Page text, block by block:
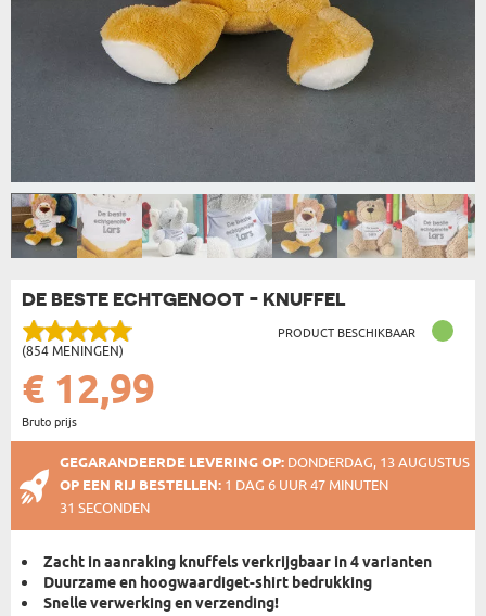
DE BESTE ECHTGENOOT - KNUFFEL
(854 MENINGEN)
PRODUCT BESCHIKBAAR
€ 12,99
Bruto prijs
GEGARANDEERDE LEVERING OP: DONDERDAG, 13 AUGUSTUS
OP EEN RIJ BESTELLEN: 1 DAG 6 UUR 47 MINUTEN
31 SECONDEN
Zacht in aanraking knuffels verkrijgbaar in 4 varianten
Duurzame en hoogwaardiget-shirt bedrukking
Snelleverwerking en verzending!